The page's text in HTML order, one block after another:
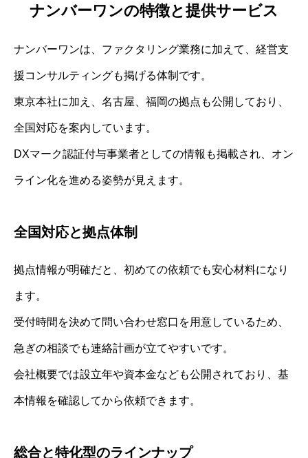
ナンバーワンの特徴と提供サービス
ナンバーワンは、ファクタリング業務に加えて、経営支
援コンサルティングも掲げる体制です。
東京本社に加え、名古屋、福岡の拠点も公開しており、
全国対応を案内しています。
DXマーク認証付与事業者としての情報も掲載され、オン
ライン化を進める姿勢が見えます。
全国対応と拠点体制
拠点情報が明確だと、初めての依頼でも安心材料になり
ます。
受付時間を決めて問い合わせ窓口を用意しているため、
急ぎの相談でも連絡計画が立てやすいです。
会社概要では設立年や資本金なども公開されており、基
本情報を確認してから依頼できます。
総合と特化型のラインナップ